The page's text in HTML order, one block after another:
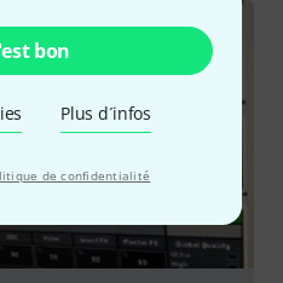
bon
Plus d´infos
de confidentialité